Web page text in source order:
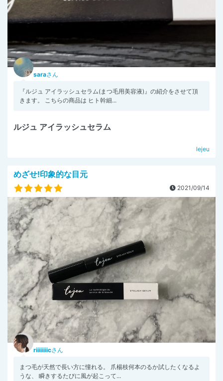
saraさん
『ルジュ アイラッシュセラム(まつ毛用美容液)』の紹介をさせて頂
きます。 こちらの商品は ヒト幹細...
ルジュ アイラッシュセラム
lejeu
めざせ!印象的な目元
2021/09/14
riiiiiiiicさん
まつ毛が天然で長い方に憧れる。 爪楊枝何本のるか試したくなるよ
うな、 瞬きするたびに風が起こって...